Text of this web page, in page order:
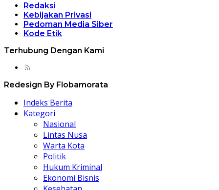
Redaksi
Kebijakan Privasi
Pedoman Media Siber
Kode Etik
Terhubung Dengan Kami
Redesign By Flobamorata
Indeks Berita
Kategori
Nasional
Lintas Nusa
Warta Kota
Politik
Hukum Kriminal
Ekonomi Bisnis